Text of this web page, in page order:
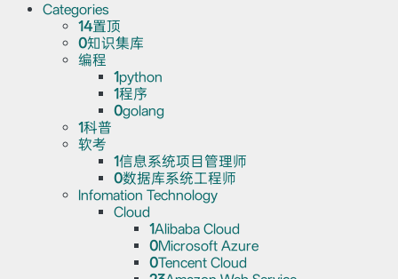
Categories
14置顶
0知识集库
编程
1python
1程序
0golang
1科普
软考
1信息系统项目管理师
0数据库系统工程师
Infomation Technology
Cloud
1Alibaba Cloud
0Microsoft Azure
0Tencent Cloud